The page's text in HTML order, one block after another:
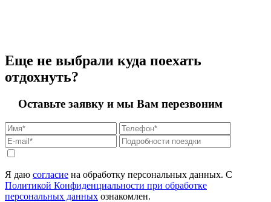
Еще не выбрали куда поехать
отдохнуть?
Оставьте заявку и мы Вам перезвоним
Я даю согласие на обработку персональных данных. С
Политикой Конфиденциальности при обработке
персональных данных ознакомлен.